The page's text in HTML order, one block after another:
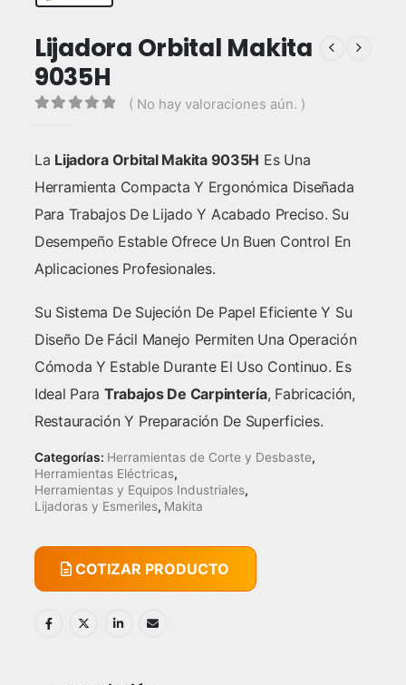
Lijadora Orbital Makita
9035H
( No hay valoraciones aún. )
La Lijadora Orbital Makita 9035H Es Una
Herramienta Compacta Y Ergonómica Diseñada
Para Trabajos De Lijado Y Acabado Preciso. Su
Desempeño Estable Ofrece Un Buen Control En
Aplicaciones Profesionales.
Su Sistema De Sujeción De Papel Eficiente Y Su
Diseño De Fácil Manejo Permiten Una Operación
Cómoda Y Estable Durante El Uso Continuo. Es
Ideal Para Trabajos De Carpintería, Fabricación,
Restauración Y Preparación De Superficies.
Categorías: Herramientas de Corte y Desbaste,
Herramientas Eléctricas,
Herramientas y Equipos Industriales,
Lijadoras y Esmeriles, Makita
COTIZAR PRODUCTO